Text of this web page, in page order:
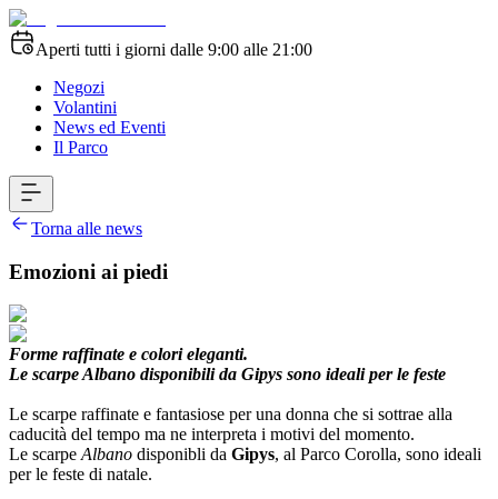
Aperti tutti i giorni dalle 9:00 alle 21:00
Negozi
Volantini
News ed Eventi
Il Parco
Torna alle news
Emozioni ai piedi
Forme raffinate e colori eleganti.
Le scarpe Albano disponibili da Gipys sono ideali per le feste
Le scarpe raffinate e fantasiose per una donna che si sottrae alla
caducità del tempo ma ne interpreta i motivi del momento.
Le scarpeAlbano disponibli da Gipys, al Parco Corolla, sono ideali
per le feste di natale.